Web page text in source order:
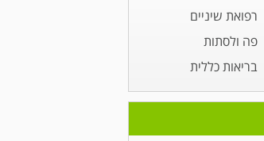
רפואת שיניים
פה ולסתות
בריאות כללית